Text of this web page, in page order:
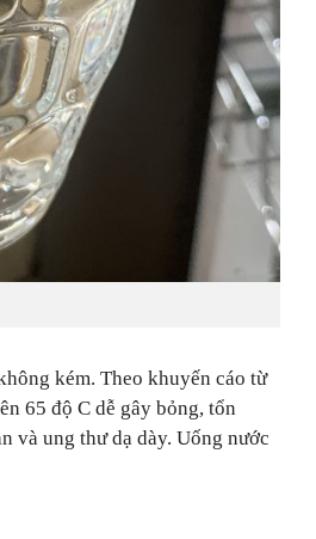
kém. Theo khuyến cáo từ
65 độ C dễ gây bỏng, tổn
và ung thư dạ dày. Uống nước